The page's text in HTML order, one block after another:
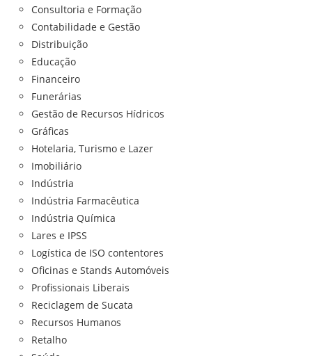
Consultoria e Formação
Contabilidade e Gestão
Distribuição
Educação
Financeiro
Funerárias
Gestão de Recursos Hídricos
Gráficas
Hotelaria, Turismo e Lazer
Imobiliário
Indústria
Indústria Farmacêutica
Indústria Química
Lares e IPSS
Logística de ISO contentores
Oficinas e Stands Automóveis
Profissionais Liberais
Reciclagem de Sucata
Recursos Humanos
Retalho